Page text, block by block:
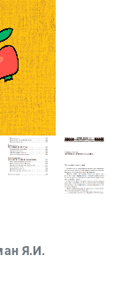
Я.И.